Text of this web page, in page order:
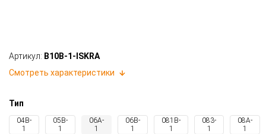
Артикул: B10B-1-ISKRA
Смотреть характеристики
Тип
04B-
1
05B-
1
06A-
1
06B-
1
081B-
1
083-
1
08A-
1